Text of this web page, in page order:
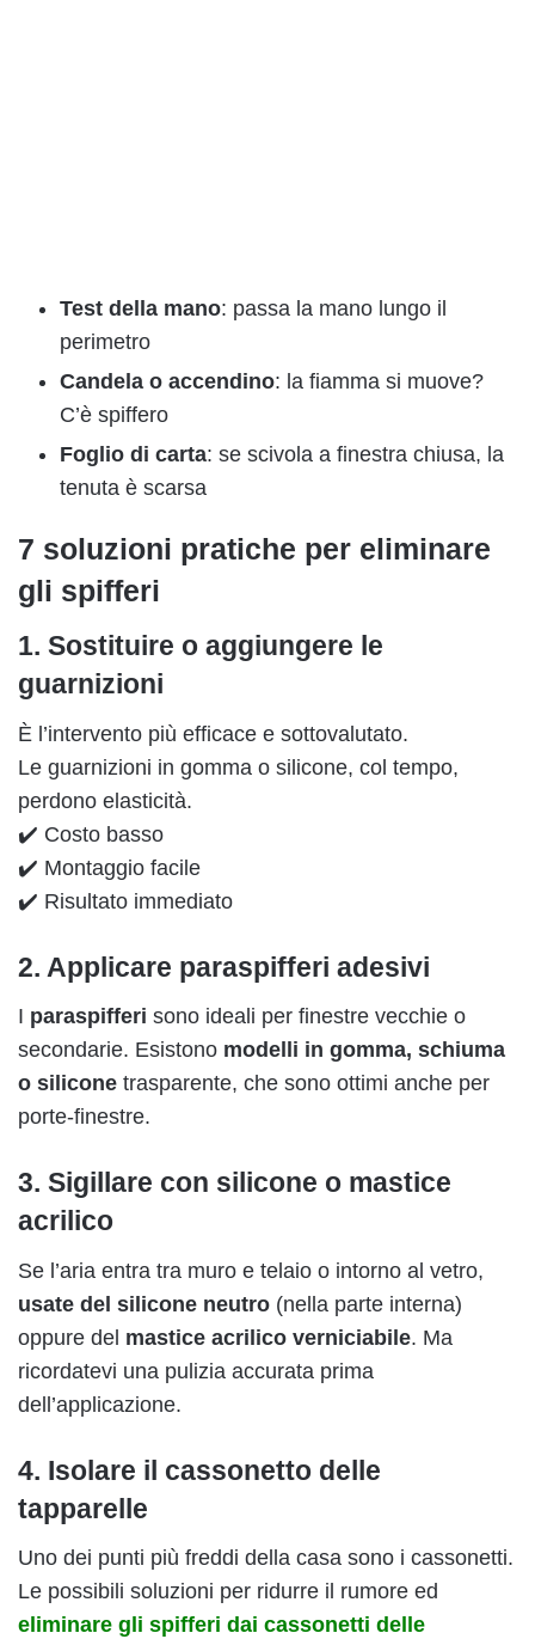
Test della mano: passa la mano lungo il
perimetro
Candela o accendino: la fiamma si muove?
C’è spiffero
Foglio di carta: se scivola a finestra chiusa, la
tenuta è scarsa
7 soluzioni pratiche per eliminare
gli spifferi
1. Sostituire o aggiungere le
guarnizioni
È l’intervento più efficace e sottovalutato.
Le guarnizioni in gomma o silicone, col tempo,
perdono elasticità.
✔️ Costo basso
✔️ Montaggio facile
✔️ Risultato immediato
2. Applicare paraspifferi adesivi
I paraspifferi sono ideali per finestre vecchie o
secondarie. Esistono modelli in gomma, schiuma
o silicone trasparente, che sono ottimi anche per
porte-finestre.
3. Sigillare con silicone o mastice
acrilico
Se l’aria entra tra muro e telaio o intorno al vetro,
usate del silicone neutro (nella parte interna)
oppure del mastice acrilico verniciabile. Ma
ricordatevi una pulizia accurata prima
dell’applicazione.
4. Isolare il cassonetto delle
tapparelle
Uno dei punti più freddi della casa sono i cassonetti.
Le possibili soluzioni per ridurre il rumore ed
eliminare gli spifferi dai cassonetti delle